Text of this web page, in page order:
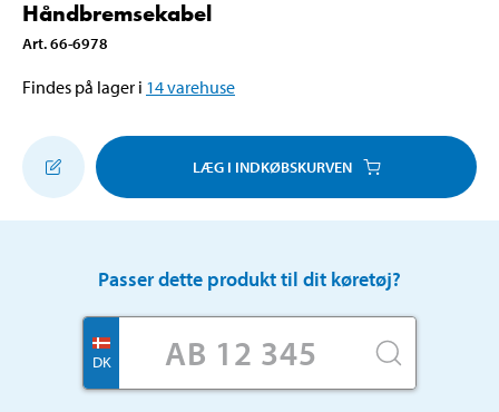
Håndbremsekabel
Art.66-6978
Findes på lager i 14varehuse
LÆG I INDKØBSKURVEN
Passer dette produkt til dit køretøj?
DK